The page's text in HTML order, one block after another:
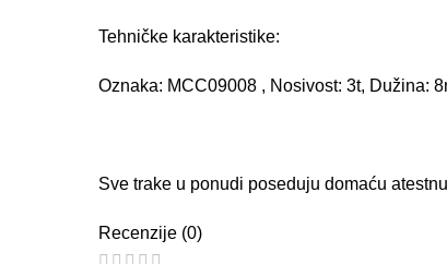
Tehničke karakteristike:
Oznaka: MCC09008 , Nosivost: 3t, Dužina:
Sve trake u ponudi poseduju domaću
Recenzije (0)